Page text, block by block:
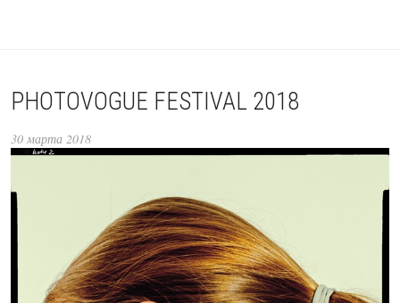
PHOTOVOGUE FESTIVAL 2018
30 марта 2018